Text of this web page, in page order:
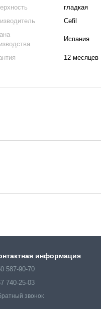
гладкая
Cefil
Испания
12 месяцев
информация
587-90-70
740-25-03
звонок